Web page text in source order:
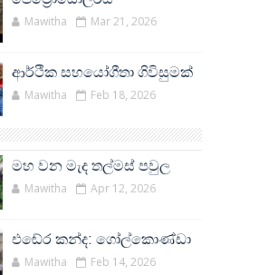
Mawitha Mar 21, 2026
ආර්ථික සහයෝගීතා ගිවිසුමක්
Mawitha Feb 18, 2026
මහ වන මැද තල්මස් පවුල
Mawitha Apr 12, 2026
එඬේර කන්ද: ගෝල්කොණ්ඩා
Mawitha Feb 14, 2026